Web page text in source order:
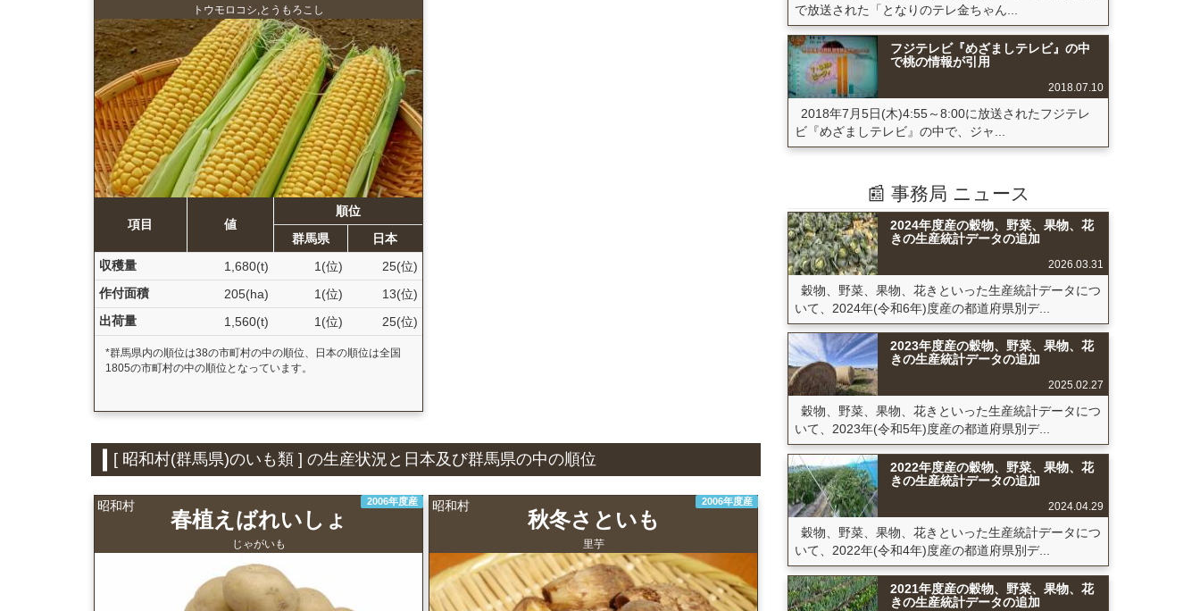
トウモロコシ,とうもろこし
項目 値
順位
群馬県
日本
収穫量
1,680(t) 1(位)
25(位)
作付面積
205(ha) 1(位)
13(位)
出荷量
1,560(t) 1(位) 25(位)
*群馬県内の順位は38の市町村の中の順位、日本の順位は全国
1805の市町村の中の順位となっています。
[ 昭和村(群馬県)のいも類 ] の生産状況と日本及び群馬県の中の順位
昭和村 2006年度産
春植えばれいしょ
じゃがいも
昭和村 2006年度産
秋冬さといも
里芋
で放送された「となりのテレ金ちゃん...
フジテレビ『めざましテレビ』の中
で桃の情報が引用
2018.07.10
2018年7月5日(木)4:55～8:00に放送されたフジテレ
ビ『めざましテレビ』の中で、ジャ...
📰 事務局 ニュース
2024年度産の穀物、野菜、果物、花
きの生産統計データの追加
2026.03.31
穀物、野菜、果物、花きといった生産統計データにつ
いて、2024年(令和6年)度産の都道府県別デ...
2023年度産の穀物、野菜、果物、花
きの生産統計データの追加
2025.02.27
穀物、野菜、果物、花きといった生産統計データにつ
いて、2023年(令和5年)度産の都道府県別デ...
2022年度産の穀物、野菜、果物、花
きの生産統計データの追加
2024.04.29
穀物、野菜、果物、花きといった生産統計データにつ
いて、2022年(令和4年)度産の都道府県別デ...
2021年度産の穀物、野菜、果物、花
きの生産統計データの追加